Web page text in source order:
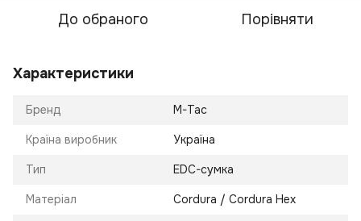
До обраного Порівняти
Характеристики
Бренд M-Tac
Країна виробник Україна
Тип EDC-сумка
Матеріал Cordura / Cordura Hex